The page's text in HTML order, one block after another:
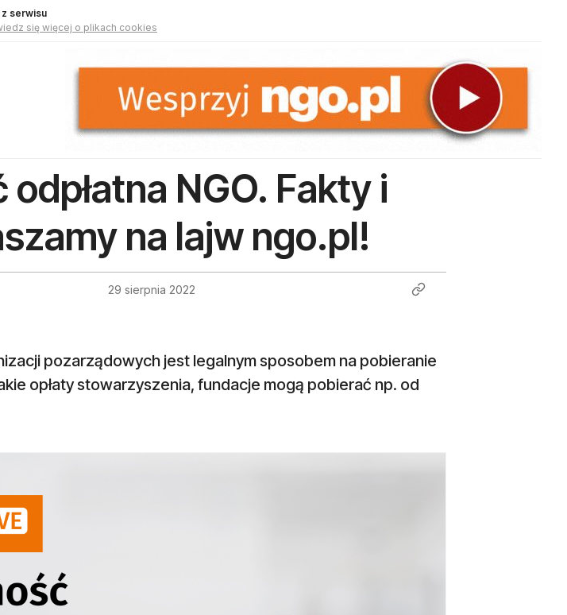
serwisu
się więcej o plikach cookies
odpłatna NGO. Fakty i
na lajw ngo.pl!
29 sierpnia 2022
pozarządowych jest legalnym sposobem na pobieranie
opłaty stowarzyszenia, fundacje mogą pobierać np. od